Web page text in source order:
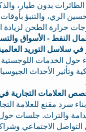
بدون طيار،
الري، والتنبؤ
حرارة الطحن لزيادة
في سلاسل التوريد
حول الخدمات اللوجستية
وتأثير الأحداث
العلامات التجارية
سرد مقنع للعلامة
والتراث. جلسات
التواصل الاجتماعي